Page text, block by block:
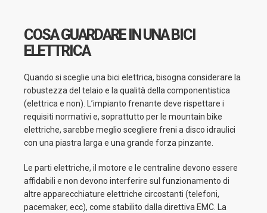
COSA GUARDARE IN UNA BICI
ELETTRICA
Quando si sceglie una bici elettrica, bisogna considerare la
robustezza del telaio e la qualità della componentistica
(elettrica e non). L’impianto frenante deve rispettare i
requisiti normativi e, soprattutto per le mountain bike
elettriche, sarebbe meglio scegliere freni a disco idraulici
con una piastra larga e una grande forza pinzante.
Le parti elettriche, il motore e le centraline devono essere
affidabili e non devono interferire sul funzionamento di
altre apparecchiature elettriche circostanti (telefoni,
pacemaker, ecc), come stabilito dalla direttiva EMC. La